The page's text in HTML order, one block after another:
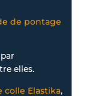
de pontage
elles.
colle Elastika,